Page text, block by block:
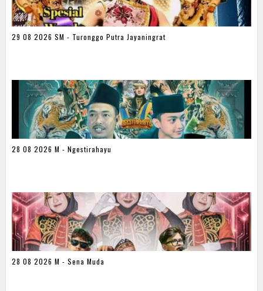
29 08 2026 SM - Turonggo Putra Jayaningrat
28 08 2026 M - Ngestirahayu
28 08 2026 M - Sena Muda